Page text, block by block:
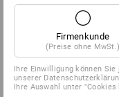
Firmenkunde
(Preise ohne MwSt.)
Ihre Einwilligung können
unserer
Ihre Auswahl unter